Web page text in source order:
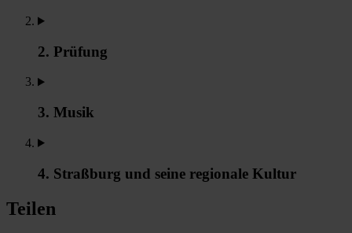
2. Prüfung
3. Musik
4. Straßburg und seine regionale Kultur
Teilen